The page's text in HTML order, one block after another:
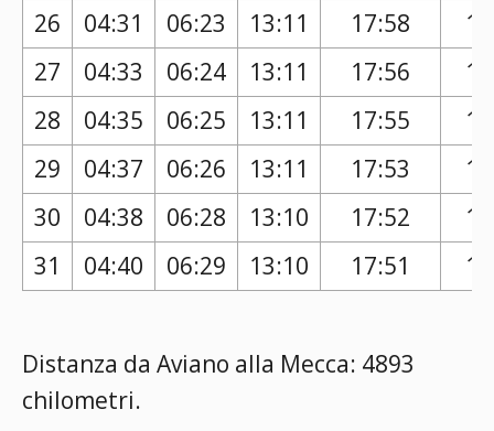
26
04:31 06:23 13:11 17:58
27
04:33 06:24 13:11 17:56
28
04:35 06:25 13:11 17:55
29
04:37 06:26 13:11 17:53
30
04:38 06:28 13:10 17:52
31
04:40 06:29 13:10 17:51
Distanza da Aviano alla Mecca: 4893
chilometri.